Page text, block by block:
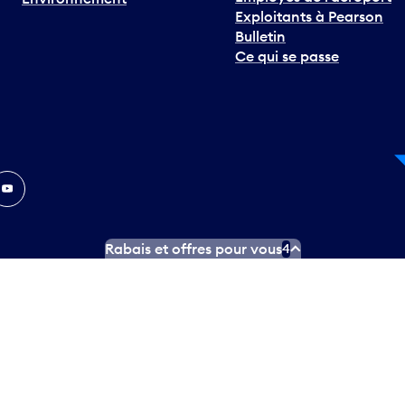
Exploitants à Pearson
Bulletin
Ce qui se passe
Rabais et offres pour vous4